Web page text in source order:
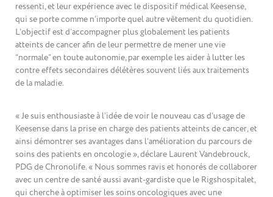
ressenti, et leur expérience avec le dispositif médical Keesense,
qui se porte comme n’importe quel autre vêtement du quotidien.
L’objectif est d’accompagner plus globalement les patients
atteints de cancer afin de leur permettre de mener une vie
“normale” en toute autonomie, par exemple les aider à lutter les
contre effets secondaires délétères souvent liés aux traitements
de la maladie.
« Je suis enthousiaste à l’idée de voir le nouveau cas d’usage de
Keesense dans la prise en charge des patients atteints de cancer, et
ainsi démontrer ses avantages dans l’amélioration du parcours de
soins des patients en oncologie », déclare Laurent Vandebrouck,
PDG de Chronolife. « Nous sommes ravis et honorés de collaborer
avec un centre de santé aussi avant-gardiste que le Rigshospitalet,
qui cherche à optimiser les soins oncologiques avec une